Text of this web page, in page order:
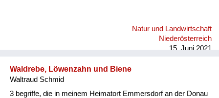
Natur und Landwirtschaft
Niederösterreich
15. Juni 2021
Waldrebe, Löwenzahn und Biene
Waltraud Schmid
3 begriffe, die in meinem Heimatort Emmersdorf an der Donau